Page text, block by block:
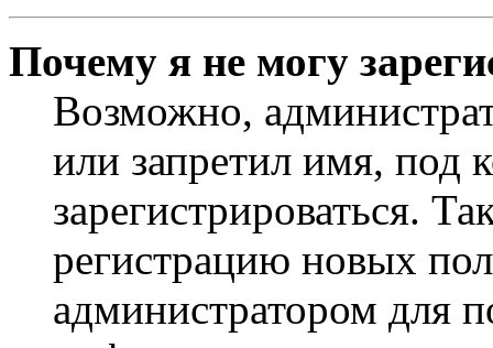
Почему я не могу
Возможно,
или запретил имя, под
зарегистрироваться.
регистрацию новых
администратором для